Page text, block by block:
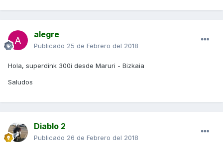
alegre
Publicado 25 de Febrero del 2018
Hola, superdink 300i desde Maruri - Bizkaia
Saludos
Diablo 2
Publicado 26 de Febrero del 2018